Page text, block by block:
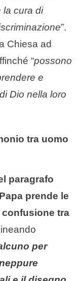
la cura di
”.
Chiesa ad
“possono
e
Dio nella loro
tra uomo
paragrafo
prende le
tra
per